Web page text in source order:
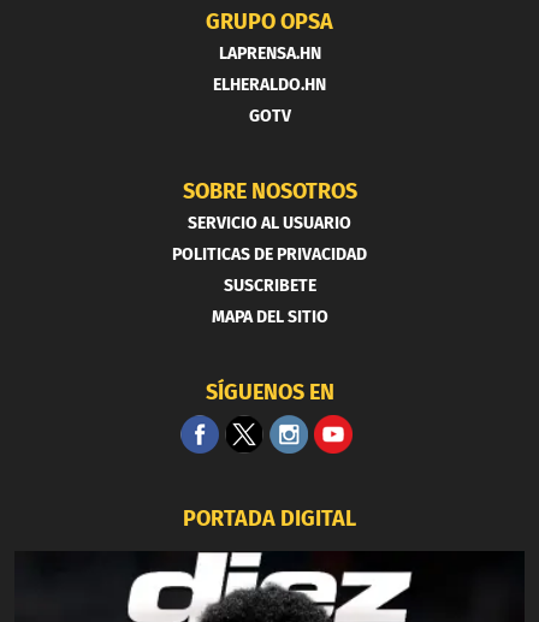
GRUPO OPSA
LAPRENSA.HN
ELHERALDO.HN
GOTV
SOBRE NOSOTROS
SERVICIO AL USUARIO
POLITICAS DE PRIVACIDAD
SUSCRIBETE
MAPA DEL SITIO
SÍGUENOS EN
PORTADA DIGITAL